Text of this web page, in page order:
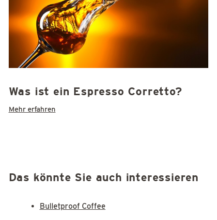
Was ist ein Espresso Corretto?
Mehr erfahren
Das könnte Sie auch interessieren
Bulletproof Coffee